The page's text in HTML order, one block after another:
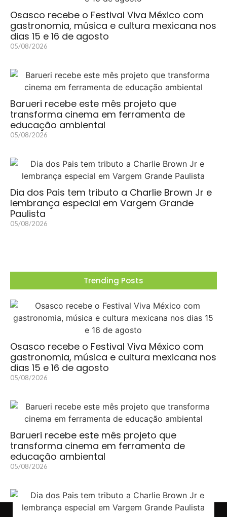
Osasco recebe o Festival Viva México com
gastronomia, música e cultura mexicana nos
dias 15 e 16 de agosto
05/08/2026
Barueri recebe este mês projeto que
transforma cinema em ferramenta de
educação ambiental
05/08/2026
Dia dos Pais tem tributo a Charlie Brown Jr e
lembrança especial em Vargem Grande
Paulista
05/08/2026
Trending Posts
Osasco recebe o Festival Viva México com
gastronomia, música e cultura mexicana nos
dias 15 e 16 de agosto
05/08/2026
Barueri recebe este mês projeto que
transforma cinema em ferramenta de
educação ambiental
05/08/2026